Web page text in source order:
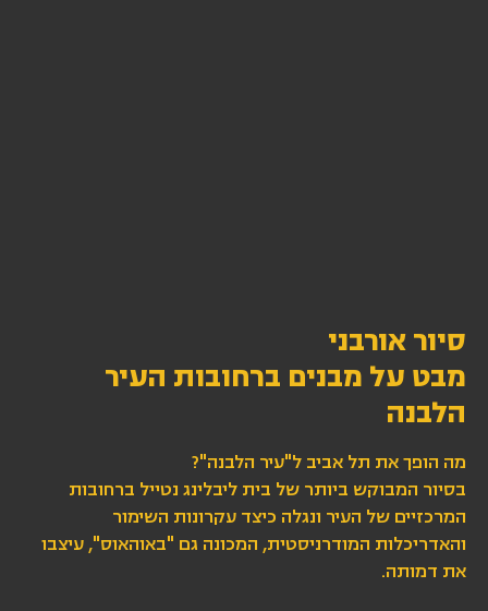
סיור אורבני
מבט על מבנים ברחובות העיר
הלבנה
מה הופך את תל אביב ל"עיר הלבנה"?
בסיור המבוקש ביותר של בית ליבלינג נטייל ברחובות
המרכזיים של העיר ונגלה כיצד עקרונות השימור
והאדריכלות המודרניסטית, המכונה גם "באוהאוס", עיצבו
את דמותה.